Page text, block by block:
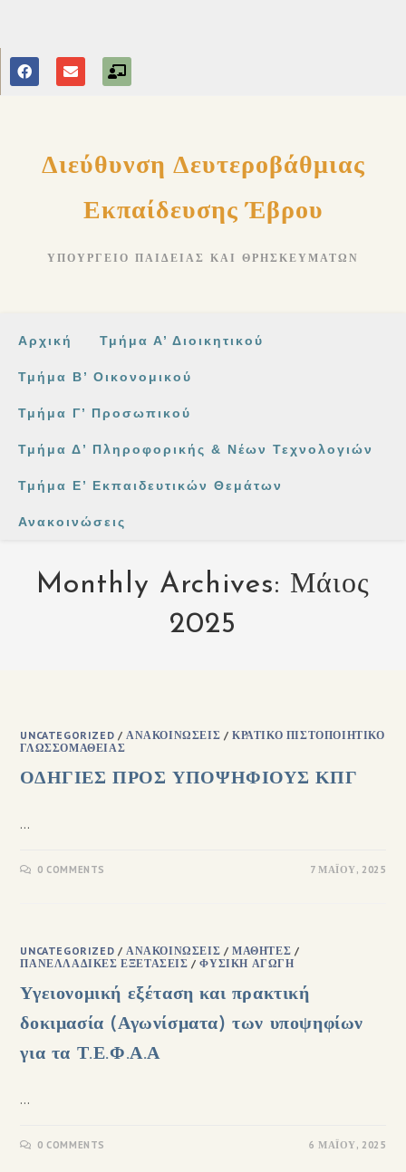
Διεύθυνση Δευτεροβάθμιας
Εκπαίδευσης Έβρου
ΥΠΟΥΡΓΕΊΟ ΠΑΙΔΕΊΑΣ ΚΑΙ ΘΡΗΣΚΕΥΜΆΤΩΝ
Αρχική Τμήμα Α’ Διοικητικού
Τμήμα Β’ Οικονομικού
Τμήμα Γ’ Προσωπικού
Τμήμα Δ’ Πληροφορικής & Νέων Τεχνολογιών
Τμήμα Ε’ Εκπαιδευτικών Θεμάτων
Ανακοινώσεις
Monthly Archives: Μάιος
2025
UNCATEGORIZED /ΑΝΑΚΟΙΝΏΣΕΙΣ /ΚΡΑΤΙΚΌ ΠΙΣΤΟΠΟΙΗΤΙΚΌ
ΓΛΩΣΣΟΜΆΘΕΙΑΣ
ΟΔΗΓΙΕΣ ΠΡΟΣ ΥΠΟΨΗΦΙΟΥΣ ΚΠΓ
…
0 COMMENTS 7 ΜΑΪ́ΟΥ, 2025
UNCATEGORIZED /ΑΝΑΚΟΙΝΏΣΕΙΣ /ΜΑΘΗΤΈΣ /
ΠΑΝΕΛΛΑΔΙΚΈΣ ΕΞΕΤΆΣΕΙΣ /ΦΥΣΙΚΉ ΑΓΩΓΉ
Υγειονομική εξέταση και πρακτική
δοκιμασία (Αγωνίσματα) των υποψηφίων
για τα Τ.Ε.Φ.Α.Α
…
0 COMMENTS 6 ΜΑΪ́ΟΥ, 2025